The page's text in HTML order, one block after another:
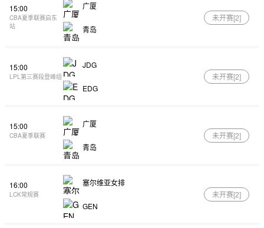
15:00
CBA夏季联赛启东
站
广厦
青岛
未开赛[2]
15:00
LPL第三赛段登峰组
JDG
EDG
未开赛[2]
15:00
CBA夏季联赛
广厦
青岛
未开赛[2]
16:00
LCK常规赛
塞尔维亚女排
GEN
未开赛[2]